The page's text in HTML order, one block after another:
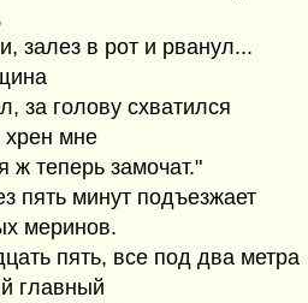
залез в рот и рванул...
за голову схватился
хрен мне
ж теперь замочат."
пять минут подъезжает
меринов.
пять, все под два метра
главный